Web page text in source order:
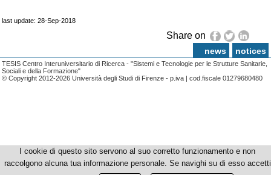
last update: 28-Sep-2018
Share on
news notices
TESIS Centro Interuniversitario di Ricerca - "Sistemi e Tecnologie per le Strutture Sanitarie,
Sociali e della Formazione"
© Copyright 2012-2026 Università degli Studi di Firenze - p.iva | cod.fiscale 01279680480
I cookie di questo sito servono al suo corretto funzionamento e non
raccolgono alcuna tua informazione personale. Se navighi su di esso accetti